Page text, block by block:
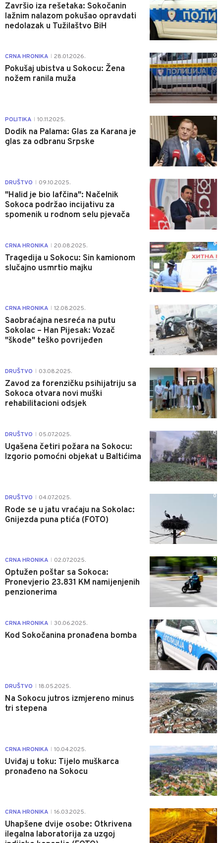
Završio iza rešetaka: Sokočanin
lažnim nalazom pokušao opravdati
nedolazak u Tužilaštvo BiH
CRNA HRONIKA 28.01.2026.
Pokušaj ubistva u Sokocu: Žena
nožem ranila muža
0
POLITIKA 10.11.2025.
Dodik na Palama: Glas za Karana je
glas za odbranu Srpske
8
DRUŠTVO 09.10.2025.
"Halid je bio lafčina": Načelnik
Sokoca podržao incijativu za
spomenik u rodnom selu pjevača
1
CRNA HRONIKA 20.08.2025.
Tragedija u Sokocu: Sin kamionom
slučajno usmrtio majku
0
CRNA HRONIKA 12.08.2025.
Saobraćajna nesreća na putu
Sokolac – Han Pijesak: Vozač
"škode" teško povrijeđen
0
DRUŠTVO 03.08.2025.
Zavod za forenzičku psihijatriju sa
Sokoca otvara novi muški
rehabilitacioni odsjek
0
DRUŠTVO 05.07.2025.
Ugašena četiri požara na Sokocu:
Izgorio pomoćni objekat u Baltićima
0
DRUŠTVO 04.07.2025.
Rode se u jatu vraćaju na Sokolac:
Gnijezda puna ptića (FOTO)
0
CRNA HRONIKA 02.07.2025.
Optužen poštar sa Sokoca:
Pronevjerio 23.831 KM namijenjenih
penzionerima
0
CRNA HRONIKA 30.06.2025.
Kod Sokočanina pronađena bomba
0
DRUŠTVO 18.05.2025.
Na Sokocu jutros izmjereno minus
tri stepena
0
CRNA HRONIKA 10.04.2025.
Uviđaj u toku: Tijelo muškarca
pronađeno na Sokocu
0
CRNA HRONIKA 16.03.2025.
Uhapšene dvije osobe: Otkrivena
ilegalna laboratorija za uzgoj
0